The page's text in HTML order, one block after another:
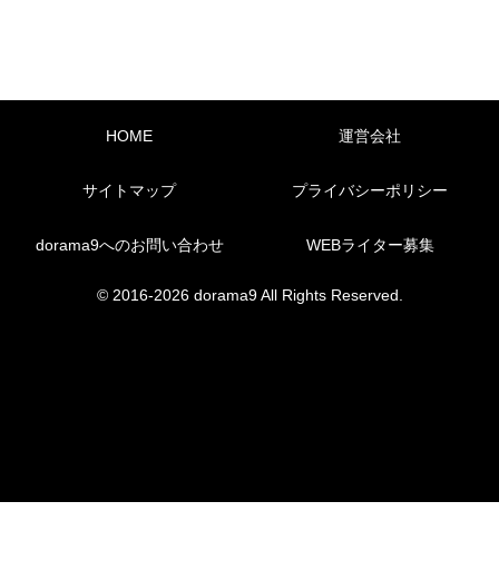
HOME 運営会社
サイトマップ プライバシーポリシー
dorama9へのお問い合わせ WEBライター募集
© 2016-2026 dorama9 All Rights Reserved.